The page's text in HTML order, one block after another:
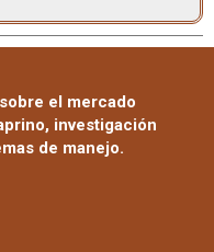
el mercado
investigación
de manejo.